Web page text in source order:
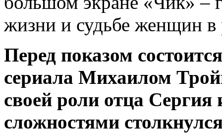
жизни и судьбе женщин в
Перед показом
сериала Михаилом
своей роли отца
сложностями